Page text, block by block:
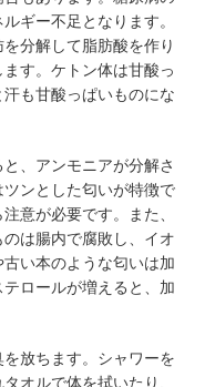
ギー不足となります。
分解して脂肪酸を作り
す。ケトン体は甘酸っ
も甘酸っぱいものにな
、アンモニアが分解さ
ンとした匂いが特徴で
意が必要です。また、
は腸内で腐敗し、イオ
い本のような匂いは加
ロールが増えると、加
放ちます。シャワーを
オルで体を拭いたり、